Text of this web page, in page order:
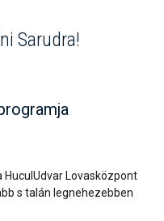
Sarudra!
Lovasközpont
s talán legnehezebben